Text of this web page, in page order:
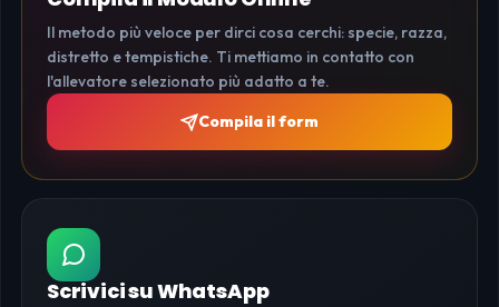
Il metodo più veloce per dirci cosa cerchi: specie, razza,
distretto e tempistiche. Ti mettiamo in contatto con
l'allevatore selezionato più adatto a te.
Compila il form
Scrivici su WhatsApp